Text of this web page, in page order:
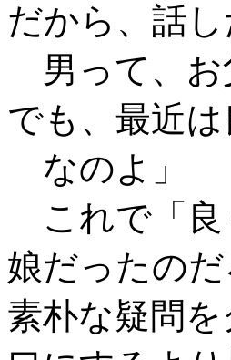
だから、話
男って、お
でも、最近
なのよ」
これで「良
娘だったの
素朴な疑問